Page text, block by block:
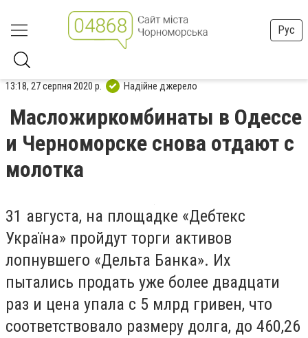
Рус
13:18, 27 серпня 2020 р. Надійне джерело
Масложиркомбинаты в Одессе
и Черноморске снова отдают с
молотка
31 августа, на площадке «Дебтекс
Україна» пройдут торги активов
лопнувшего «Дельта Банка». Их
пытались продать уже более двадцати
раз и цена упала с 5 млрд гривен, что
соответствовало размеру долга, до 460,26